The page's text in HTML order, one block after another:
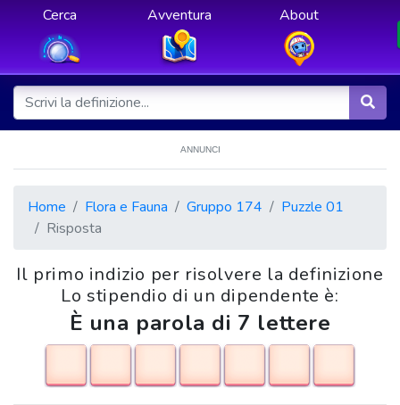
Cerca Avventura About
ANNUNCI
Home Flora e Fauna Gruppo 174
Puzzle 01
Risposta
Il primo indizio per risolvere la definizione
Lo stipendio di un dipendente è:
È una parola di 7 lettere